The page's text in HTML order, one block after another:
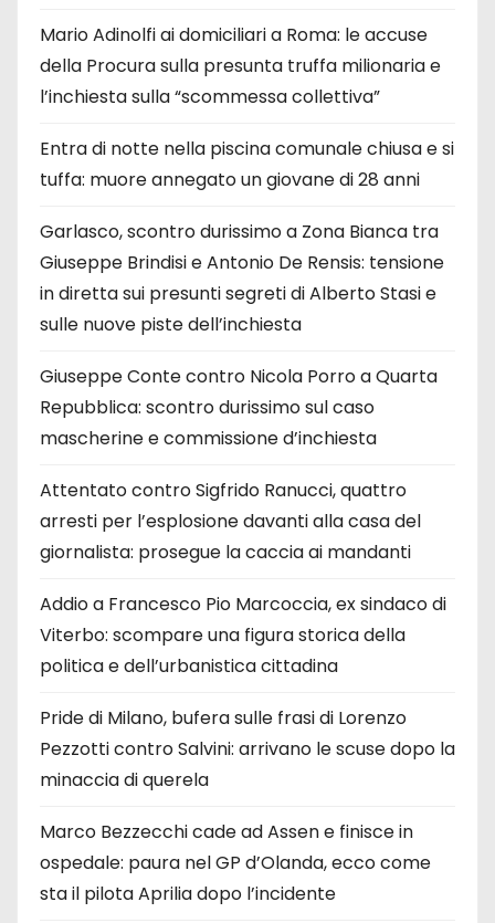
Mario Adinolfi ai domiciliari a Roma: le accuse
della Procura sulla presunta truffa milionaria e
l’inchiesta sulla “scommessa collettiva”
Entra di notte nella piscina comunale chiusa e si
tuffa: muore annegato un giovane di 28 anni
Garlasco, scontro durissimo a Zona Bianca tra
Giuseppe Brindisi e Antonio De Rensis: tensione
in diretta sui presunti segreti di Alberto Stasi e
sulle nuove piste dell’inchiesta
Giuseppe Conte contro Nicola Porro a Quarta
Repubblica: scontro durissimo sul caso
mascherine e commissione d’inchiesta
Attentato contro Sigfrido Ranucci, quattro
arresti per l’esplosione davanti alla casa del
giornalista: prosegue la caccia ai mandanti
Addio a Francesco Pio Marcoccia, ex sindaco di
Viterbo: scompare una figura storica della
politica e dell’urbanistica cittadina
Pride di Milano, bufera sulle frasi di Lorenzo
Pezzotti contro Salvini: arrivano le scuse dopo la
minaccia di querela
Marco Bezzecchi cade ad Assen e finisce in
ospedale: paura nel GP d’Olanda, ecco come
sta il pilota Aprilia dopo l’incidente